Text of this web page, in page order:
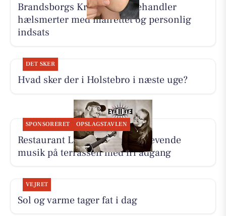
Brandsborgs Kropsterapi behandler
hælsmerter med målrettet og personlig
indsats
DET SKER
Hvad sker der i Holstebro i næste uge?
SPONSORERET OPSLAGSTAVLEN
Restaurant Luna Lemvig har levende
musik på terrassen med fri adgang
VEJRET
Sol og varme tager fat i dag